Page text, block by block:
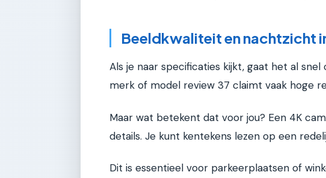
Beeldkwaliteit en nachtzicht
Als je naar specificaties kijkt, gaat het al
merk of model review 37 claimt vaak hoge
Maar wat betekent dat voor jou? Een 4K
details. Je kunt kentekens lezen op een
Dit is essentieel voor parkeerplaatsen of